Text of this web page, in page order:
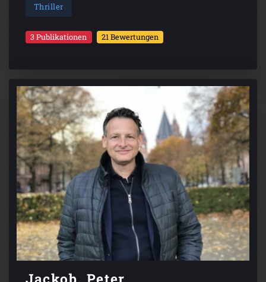
Thriller
3 Publikationen 21 Bewertungen